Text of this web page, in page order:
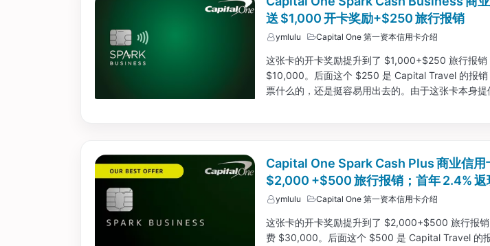
送 $1,000 开卡奖励+$250 旅行报销
ymlulu Capital One 第一资本信用卡介绍
这张卡的开卡奖励提升到了 $1,000+$250 旅行报销
$10,000。后面这个 $250 是 Capital Travel 的报销
票什么的，还是挺容易用出去的。由于这张卡本身提
Capital One Spark Cash Plus 商业信用
$2,000 +$500 旅行报销；首年 2.4% 返
ymlulu Capital One 第一资本信用卡介绍
这张卡的开卡奖励提升到了 $2,000+$500 旅行报
费 $30,000。后面这个 $500 是 Capital Travel 的